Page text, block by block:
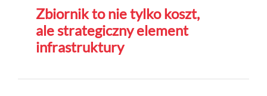
Zbiornik to nie tylko koszt,
ale strategiczny element
infrastruktury